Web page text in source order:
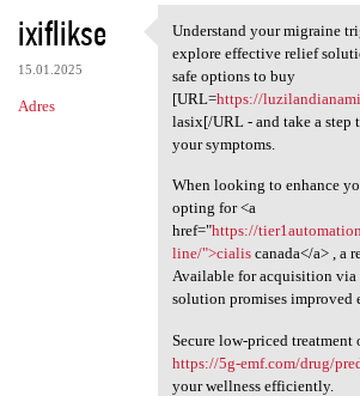
ixiflikse
15.01.2025
Adres
Understand your
Understand your migraine
explore effective relief
safe options to buy
[URL=https://
lasix[/URL - and take a step
your symptoms.
When looking to enhance
opting for <a
href="https://
line/">cialiscanada</a> , a
Available for acquisition via
solution promises improved
Secure low-priced treatment
https://5g-emf.com/drug/
your wellness efficiently.